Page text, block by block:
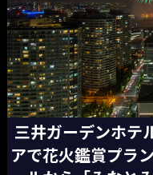
三井ガーデンホテ
アで花火鑑賞プラ